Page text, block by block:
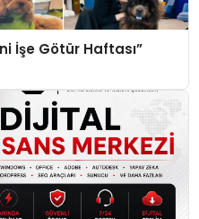
İşe Götür Haftası”